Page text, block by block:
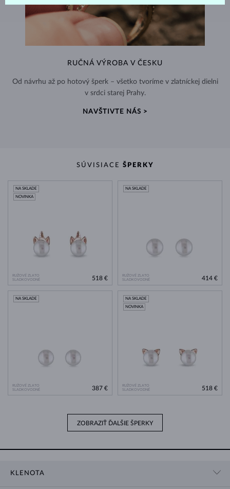
RUČNÁ VÝROBA V ČESKU
Od návrhu až po hotový šperk – všetko tvoríme v zlatníckej dielni
v srdci starej Prahy.
NAVŠTIVTE NÁS >
SÚVISIACE ŠPERKY
RUŽOVÉ ZLATO
SLADKOVODNÉ
NA SKLADE
NOVINKA
518 €
RUŽOVÉ ZLATO
SLADKOVODNÉ
NA SKLADE
414 €
RUŽOVÉ ZLATO
SLADKOVODNÉ
NA SKLADE
387 €
RUŽOVÉ ZLATO
SLADKOVODNÉ
NA SKLADE
NOVINKA
518 €
ZOBRAZIŤ ĎALŠIE ŠPERKY
KLENOTA